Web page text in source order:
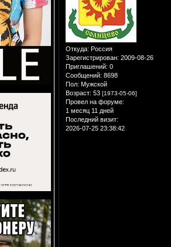
Откуда: Россия
Зарегистрирован: 2009-08-26
Приглашений: 0
Сообщений: 8698
Пол: Мужской
Возраст: 53 [1973-05-06]
Провел на форуме:
1 месяц 11 дней
Последний визит:
2026-07-25 23:38:42